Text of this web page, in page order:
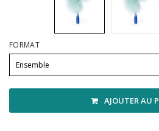
Vadrouilles, manches et cadres
FORMAT
AJOUTER AU